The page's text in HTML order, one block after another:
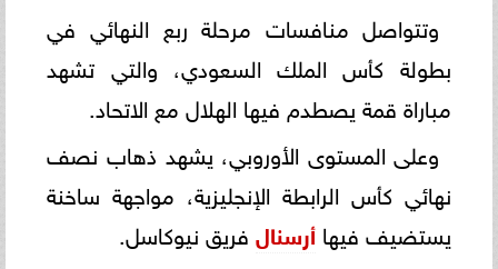
وتتواصل منافسات مرحلة ربع النهائي في
بطولة كأس الملك السعودي، والتي تشهد
مباراة قمة يصطدم فيها الهلال مع الاتحاد.
وعلى المستوى الأوروبي، يشهد ذهاب نصف
نهائي كأس الرابطة الإنجليزية، مواجهة ساخنة
يستضيف فيهاأرسنال فريق نيوكاسل.